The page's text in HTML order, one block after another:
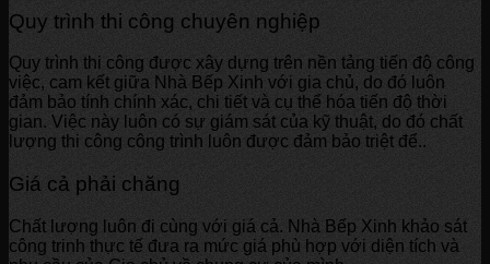
Quy trình thi công chuyên nghiệp
Quy trình thi công được xây dựng trên nền tảng tiến độ công
việc, cam kết giữa Nhà Bếp Xinh với gia chủ, do đó luôn
đảm bảo tính chính xác, chi tiết và cụ thể hóa tiến độ thời
gian. Việc này luôn có sự giám sát của kỹ thuật, do đó chất
lượng thi công công trình luôn được đảm bảo triệt để..
Giá cả phải chăng
Chất lượng luôn đi cùng với giá cả. Nhà Bếp Xinh khảo sát
công trinh thực tế đưa ra mức giá phù hợp với diện tích và